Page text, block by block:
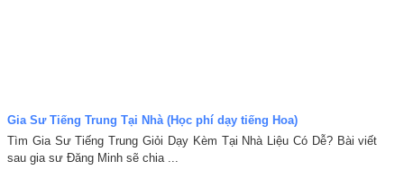
Gia Sư Tiếng Trung Tại Nhà (Học phí dạy tiếng Hoa)
Tìm Gia Sư Tiếng Trung Giỏi Dạy Kèm Tại Nhà Liệu Có Dễ? Bài viết
sau gia sư Đăng Minh sẽ chia ...